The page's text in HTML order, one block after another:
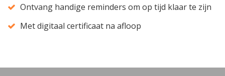
Ontvang handige reminders om op tijd klaar te zijn
Met digitaal certificaat na afloop